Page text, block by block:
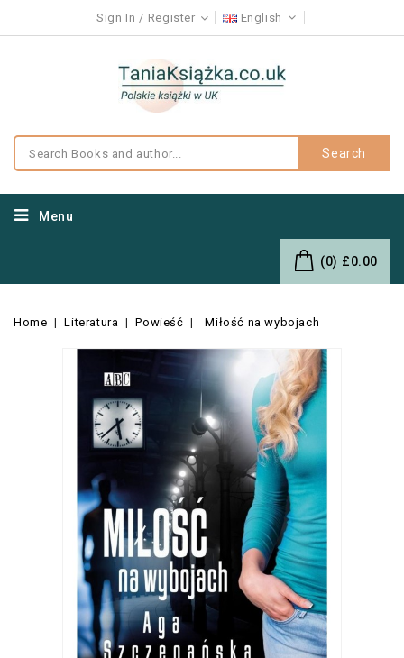
Sign In Register English
Search
Menu
(0) £0.00
Home Literatura Powieść Miłość na wybojach